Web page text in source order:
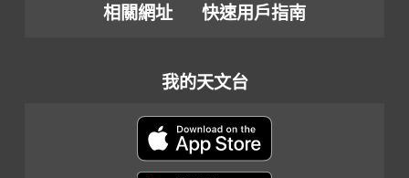
相關網址
快速用戶指南
我的天文台